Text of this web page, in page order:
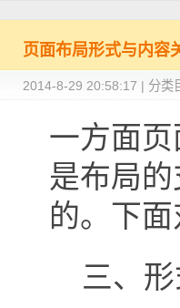
页面布局形式与内容
2014-8-29 20:58:17 | 分类
一方面
是布局
的。下
三、形